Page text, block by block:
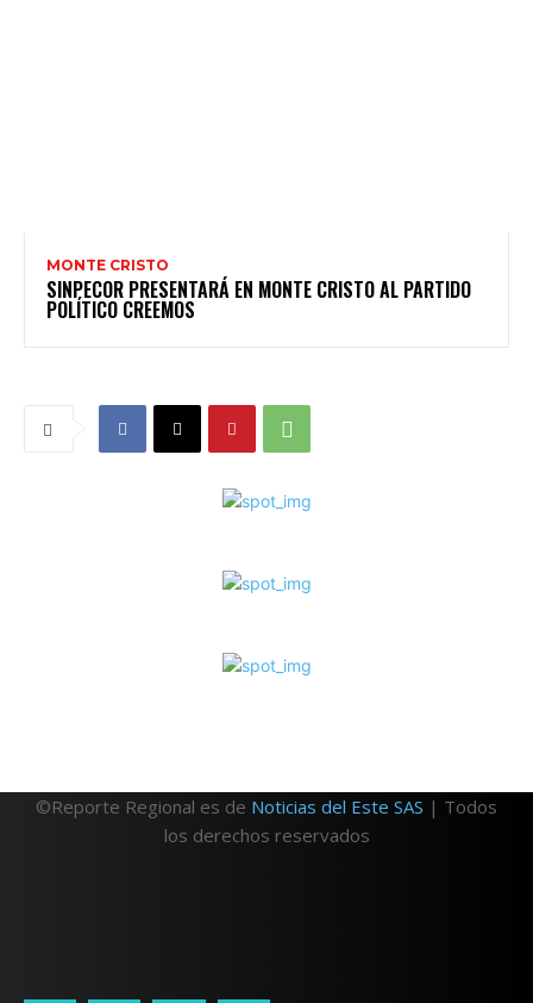
MONTE CRISTO
SINPECOR PRESENTARÁ EN MONTE CRISTO AL PARTIDO
POLÍTICO CREEMOS
©Reporte Regional es de Noticias del Este SAS | Todos
los derechos reservados